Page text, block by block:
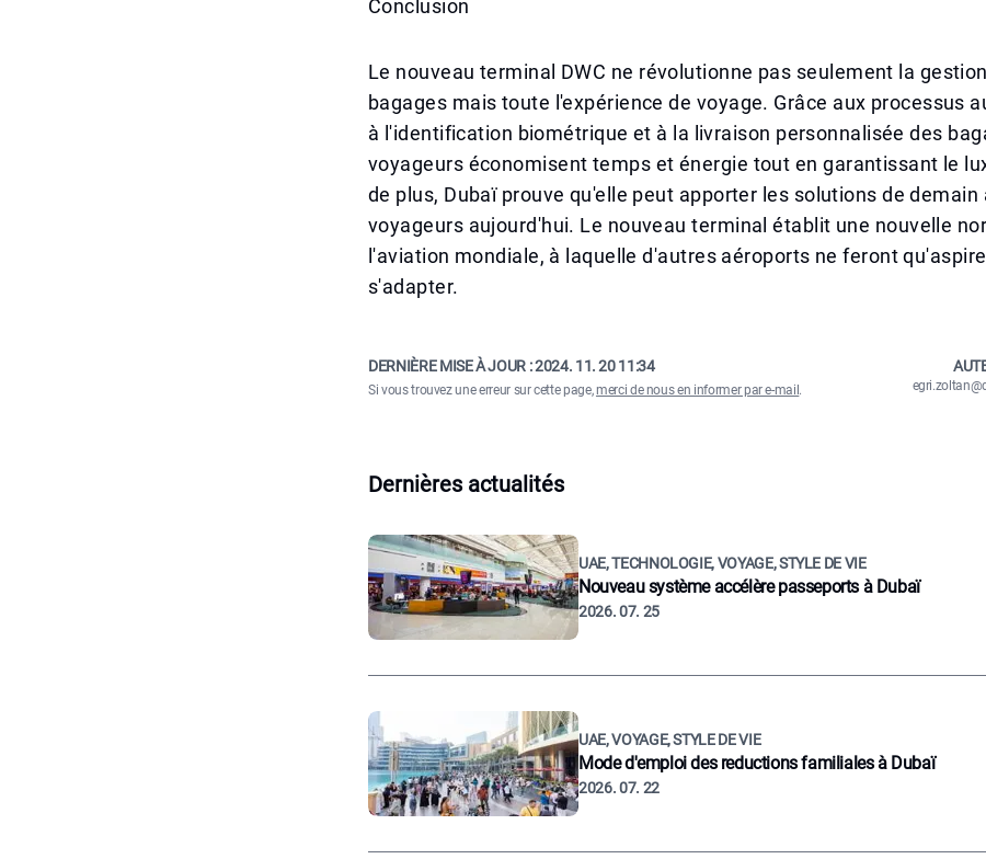
Conclusion
Le nouveau terminal DWC ne révolutionne pas seulement la
bagages mais toute l'expérience de voyage. Grâce aux processus
à l'identification biométrique et à la livraison personnalisée des
voyageurs économisent temps et énergie tout en garantissant le
de plus, Dubaï prouve qu'elle peut apporter les solutions de demain
voyageurs aujourd'hui. Le nouveau terminal établit une nouvelle
l'aviation mondiale, à laquelle d'autres aéroports ne feront
s'adapter.
DERNIÈRE MISE À JOUR :2024. 11. 20 11:34
Si vous trouvez une erreur sur cette page,merci de nous en informer par e-mail .
Dernières actualités
UAE, TECHNOLOGIE, VOYAGE, STYLE DE VIE
Nouveau système accélère passeports à Dubaï
2026. 07. 25
UAE, VOYAGE, STYLE DE VIE
Mode d'emploi des reductions familiales à Dubaï
2026. 07. 22